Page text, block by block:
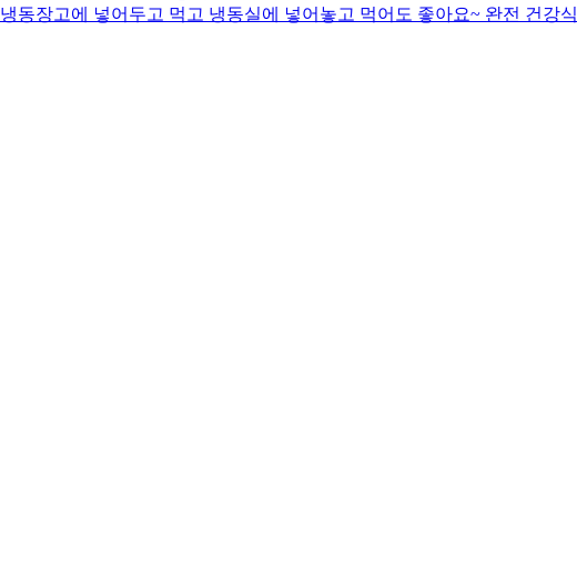
동장고에 넣어두고 먹고 냉동실에 넣어놓고 먹어도 좋아요~ 완전 건강